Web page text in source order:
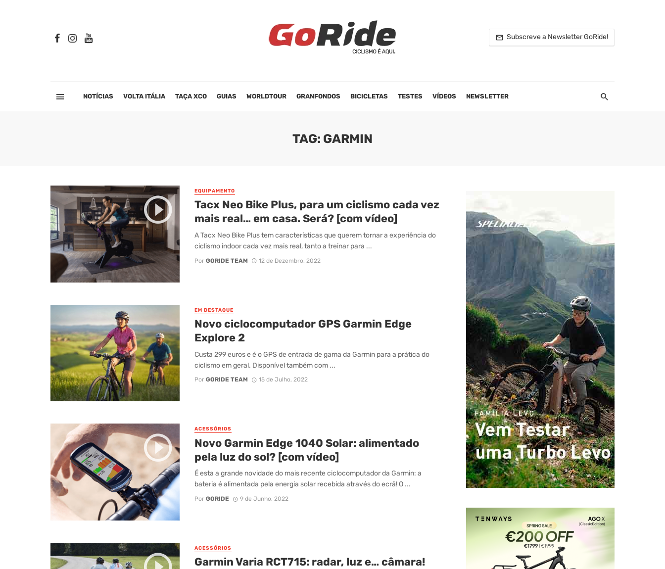
Subscreve a Newsletter GoRide!
NOTÍCIAS VOLTA ITÁLIA TAÇA XCO GUIAS WORLDTOUR GRANFONDOS BICICLETAS TESTES VÍDEOS NEWSLETTER
TAG: GARMIN
EQUIPAMENTO
Tacx Neo Bike Plus, para um ciclismo cada vez
mais real… em casa. Será? [com vídeo]
A Tacx Neo Bike Plus tem características que querem tornar a experiência do
ciclismo indoor cada vez mais real, tanto a treinar para ...
Por GORIDE TEAM 12 de Dezembro, 2022
EM DESTAQUE
Novo ciclocomputador GPS Garmin Edge
Explore 2
Custa 299 euros e é o GPS de entrada de gama da Garmin para a prática do
ciclismo em geral. Disponível também com ...
Por GORIDE TEAM 15 de Julho, 2022
ACESSÓRIOS
Novo Garmin Edge 1040 Solar: alimentado
pela luz do sol? [com vídeo]
É esta a grande novidade do mais recente ciclocomputador da Garmin: a
bateria é alimentada pela energia solar recebida através do ecrã! O ...
Por GORIDE 9 de Junho, 2022
ACESSÓRIOS
Garmin Varia RCT715: radar, luz e… câmara!